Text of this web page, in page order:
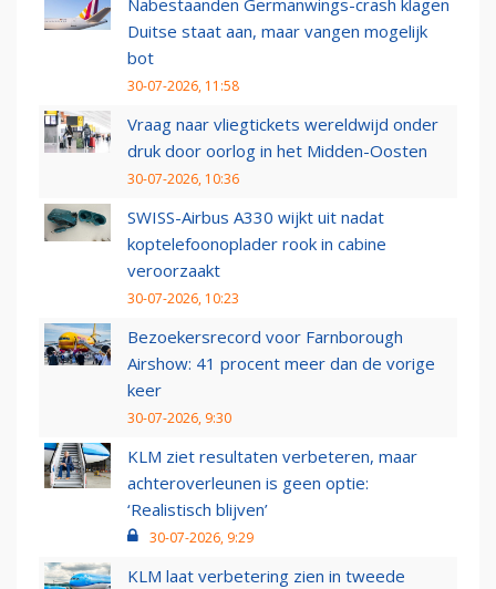
Nabestaanden Germanwings-crash klagen
Duitse staat aan, maar vangen mogelijk
bot
30-07-2026, 11:58
Vraag naar vliegtickets wereldwijd onder
druk door oorlog in het Midden-Oosten
30-07-2026, 10:36
SWISS-Airbus A330 wijkt uit nadat
koptelefoonoplader rook in cabine
veroorzaakt
30-07-2026, 10:23
Bezoekersrecord voor Farnborough
Airshow: 41 procent meer dan de vorige
keer
30-07-2026, 9:30
KLM ziet resultaten verbeteren, maar
achteroverleunen is geen optie:
‘Realistisch blijven’
30-07-2026, 9:29
KLM laat verbetering zien in tweede